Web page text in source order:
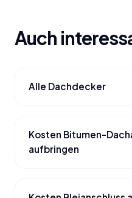
Auch
Alle Dachdecker
Kosten Bitumen-
aufbringen